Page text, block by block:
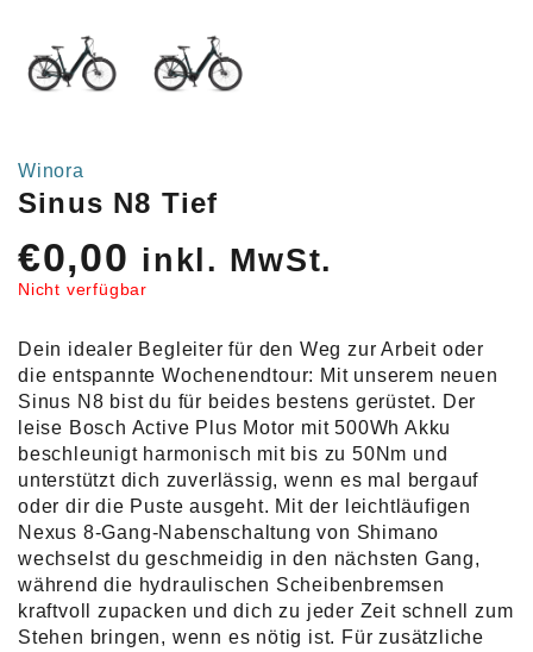
Winora
Sinus N8 Tief
€0,00 inkl. MwSt.
Nicht verfügbar
Dein idealer Begleiter für den Weg zur Arbeit oder
die entspannte Wochenendtour: Mit unserem neuen
Sinus N8 bist du für beides bestens gerüstet. Der
leise Bosch Active Plus Motor mit 500Wh Akku
beschleunigt harmonisch mit bis zu 50Nm und
unterstützt dich zuverlässig, wenn es mal bergauf
oder dir die Puste ausgeht. Mit der leichtläufigen
Nexus 8-Gang-Nabenschaltung von Shimano
wechselst du geschmeidig in den nächsten Gang,
während die hydraulischen Scheibenbremsen
kraftvoll zupacken und dich zu jeder Zeit schnell zum
Stehen bringen, wenn es nötig ist. Für zusätzliche